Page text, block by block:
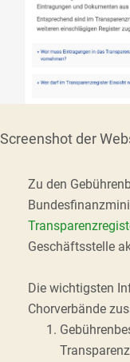
Screenshot der
Zu den
Geschäftsstelle
Die wichtigsten
Chorverbände